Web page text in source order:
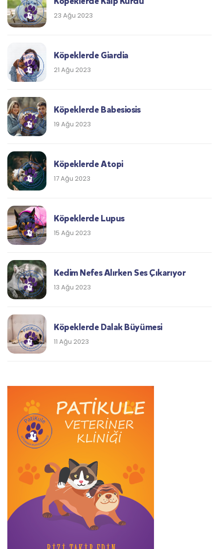
23 Ağu 2023
Köpeklerde Giardia
21 Ağu 2023
Köpeklerde Babesiosis
19 Ağu 2023
Köpeklerde Atopi
17 Ağu 2023
Köpeklerde Lupus
15 Ağu 2023
Kedim Nefes Alırken Ses Çıkarıyor
13 Ağu 2023
Köpeklerde Dalak Büyümesi
11 Ağu 2023